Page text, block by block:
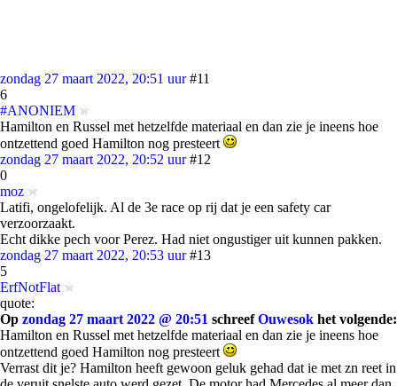
zondag 27 maart 2022, 20:51 uur #11
6
#ANONIEM
Hamilton en Russel met hetzelfde materiaal en dan zie je ineens hoe
ontzettend goed Hamilton nog presteert
zondag 27 maart 2022, 20:52 uur #12
0
moz
Latifi, ongelofelijk. Al de 3e race op rij dat je een safety car
verzoorzaakt.
Echt dikke pech voor Perez. Had niet ongustiger uit kunnen pakken.
zondag 27 maart 2022, 20:53 uur #13
5
ErfNotFlat
quote:
Op zondag 27 maart 2022 @ 20:51 schreefOuwesok het volgende:
Hamilton en Russel met hetzelfde materiaal en dan zie je ineens hoe
ontzettend goed Hamilton nog presteert
Verrast dit je? Hamilton heeft gewoon geluk gehad dat ie met zn reet in